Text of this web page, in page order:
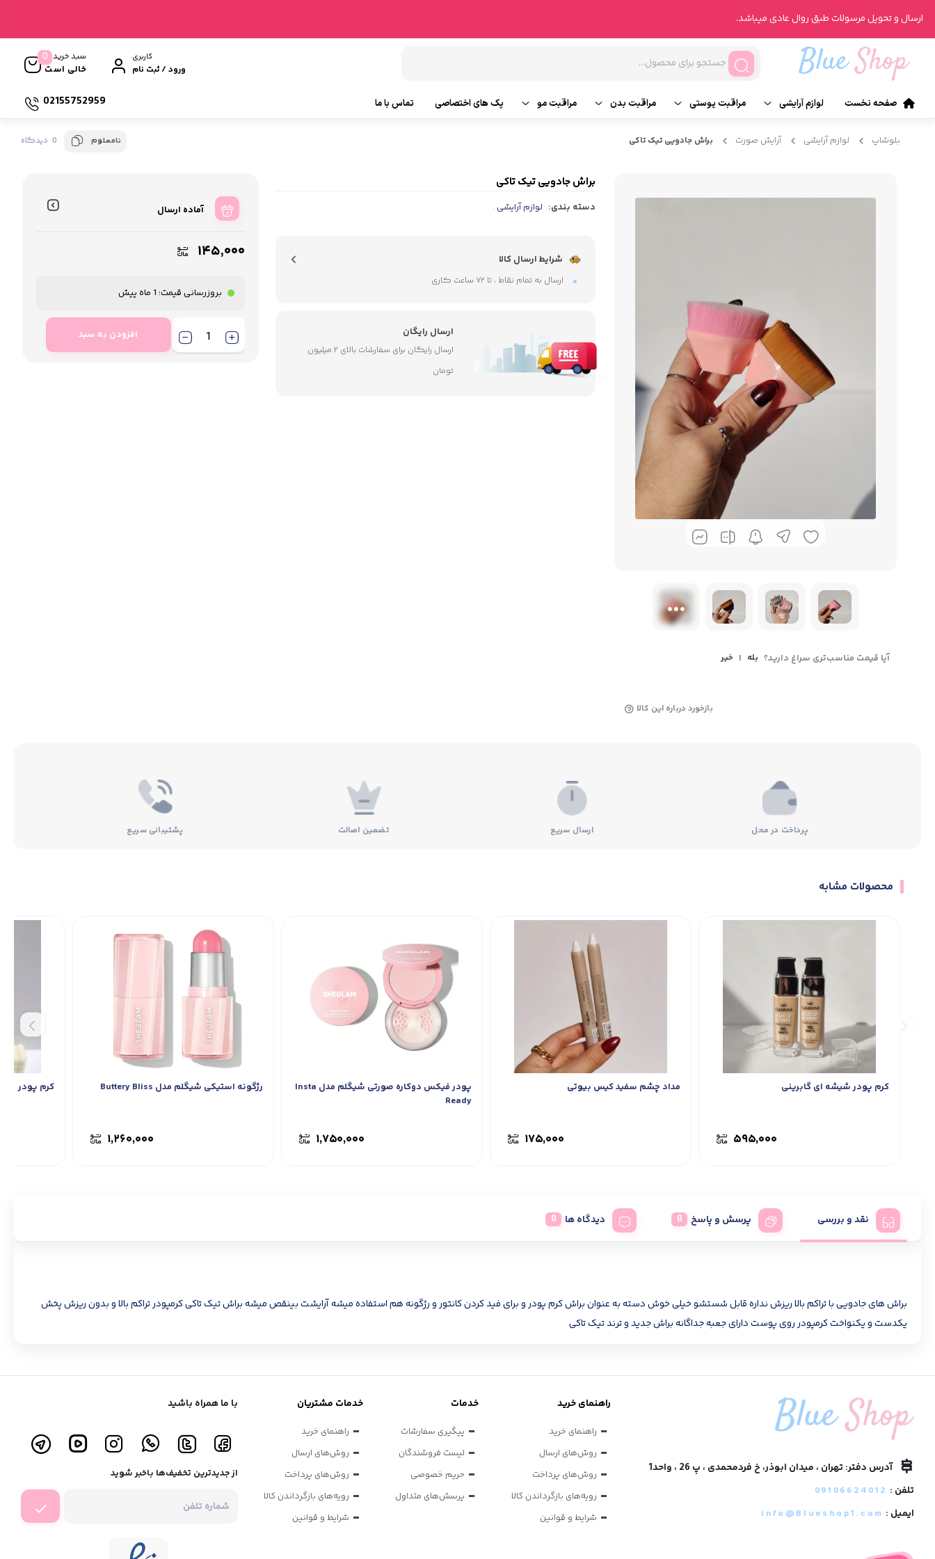
ارسال و تحویل مرسولات طبق روال عادی میباشد.
کاربری
ورود / ثبت نام
سبد خرید
خالی است
0
صفحه نخست لوازم آرایشی
آرایش صورت
مراقبت پوستی
تونر
مراقبت بدن
ناخن
مراقبت مو
ماسک مو
روغن و سرم مو
پک های اختصاصی تماس با ما 02155752959
بلوشاپ لوازم آرایشی آرایش صورت براش جادویی تیک تاکی نامعلوم 0 دیدگاه
آیا قیمت مناسب‌تری سراغ دارید؟ بله | خیر
بازخورد درباره این کالا
براش جادویی تیک تاکی
دسته بندی: لوازم آرایشی ،
شرایط ارسال کالا
ارسال به تمام نقاط ، تا ۷۲ ساعت کاری
ارسال رایگان
ارسال رایگان برای سفارشات بالای ۲ میلیون
تومان
آماده ارسال
۱۴۵,۰۰۰
بروزرسانی قیمت: 1 ماه پیش
افزودن به سبد
پرداخت در محل ارسال سریع تضمین اصالت پشتیبانی سریع
محصولات مشابه
کرم پودر شیشه ای گابرینی
۵۹۵,۰۰۰
مداد چشم سفید کیس بیوتی
۱۷۵,۰۰۰
پودر فیکس دوکاره صورتی شیگلم مدل Insta
Ready
۱,۷۵۰,۰۰۰
رژگونه استیکی شیگلم مدل Buttery Bliss
۱,۲۶۰,۰۰۰
کرم پودر GABRINI
نقد و بررسی پرسش و پاسخ دیدگاه ها
براش های جادویی با تراکم بالا ریزش نداره قابل شستشو خیلی خوش دسته به عنوان براش کرم پودر و برای فید کردن کانتور و رژگونه هم استفاده میشه آرایشت بینقص میشه براش تیک تاکی کرمپودر تراکم بالا و بدون ریزش پخش
یکدست و یکنواخت کرمپودر روی پوست دارای جعبه جداگانه براش جدید و ترند تیک تاکی
آدرس دفتر: تهران ، میدان ابوذر، خ فردمحمدی ، پ 26 ، واحد1
تلفن : 09106624012
ایمیل : info@Blueshop1.com
راهنمای خرید
راهنمای خرید
روش‌های ارسال
روش‌های پرداخت
رویه‌های بازگرداندن کالا
شرایط و قوانین
خدمات
پیگیری سفارشات
لیست فروشندگان
حریم خصوصی
پرسش‌های متداول
خدمات مشتریان
راهنمای خرید
روش‌های ارسال
روش‌های پرداخت
رویه‌های بازگرداندن کالا
شرایط و قوانین
با ما همراه باشید
از جدیدترین تخفیف‌ها باخبر شوید